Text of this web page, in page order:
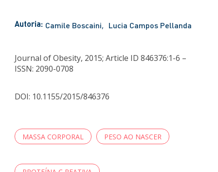
Autoria: Camile Boscaini Lucia Campos Pellanda
Journal of Obesity, 2015; Article ID 846376:1-6 –
ISSN: 2090-0708
DOI: 10.1155/2015/846376
MASSA CORPORAL PESO AO NASCER